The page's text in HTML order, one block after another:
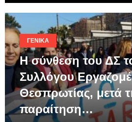
ΓΕΝΙΚΆ
Η σύνθεση του ΔΣ
Συλλόγου
Θεσπρωτίας, μετά
παραίτηση…